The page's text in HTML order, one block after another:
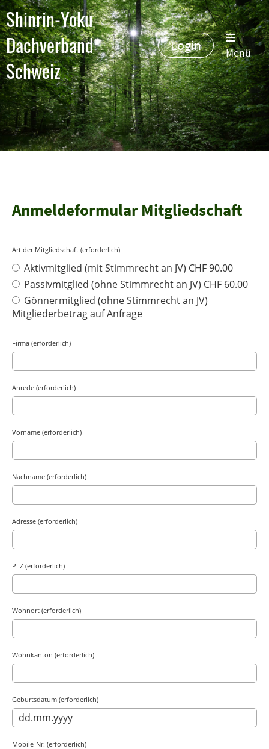
Shinrin-Yoku
Dachverband
Schweiz
Login Menü
Anmeldeformular Mitgliedschaft
Art der Mitgliedschaft (erforderlich)
Aktivmitglied (mit Stimmrecht an JV) CHF 90.00
Passivmitglied (ohne Stimmrecht an JV) CHF 60.00
Gönnermitglied (ohne Stimmrecht an JV)
Mitgliederbetrag auf Anfrage
Firma (erforderlich)
Anrede (erforderlich)
Vorname (erforderlich)
Nachname (erforderlich)
Adresse (erforderlich)
PLZ (erforderlich)
Wohnort (erforderlich)
Wohnkanton (erforderlich)
Geburtsdatum (erforderlich)
Mobile-Nr. (erforderlich)